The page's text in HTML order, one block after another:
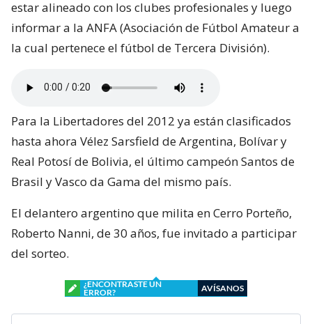
estar alineado con los clubes profesionales y luego
informar a la ANFA (Asociación de Fútbol Amateur a
la cual pertenece el fútbol de Tercera División).
Para la Libertadores del 2012 ya están clasificados
hasta ahora Vélez Sarsfield de Argentina, Bolívar y
Real Potosí de Bolivia, el último campeón Santos de
Brasil y Vasco da Gama del mismo país.
El delantero argentino que milita en Cerro Porteño,
Roberto Nanni, de 30 años, fue invitado a participar
del sorteo.
¿ENCONTRASTE UN
ERROR?
AVÍSANOS